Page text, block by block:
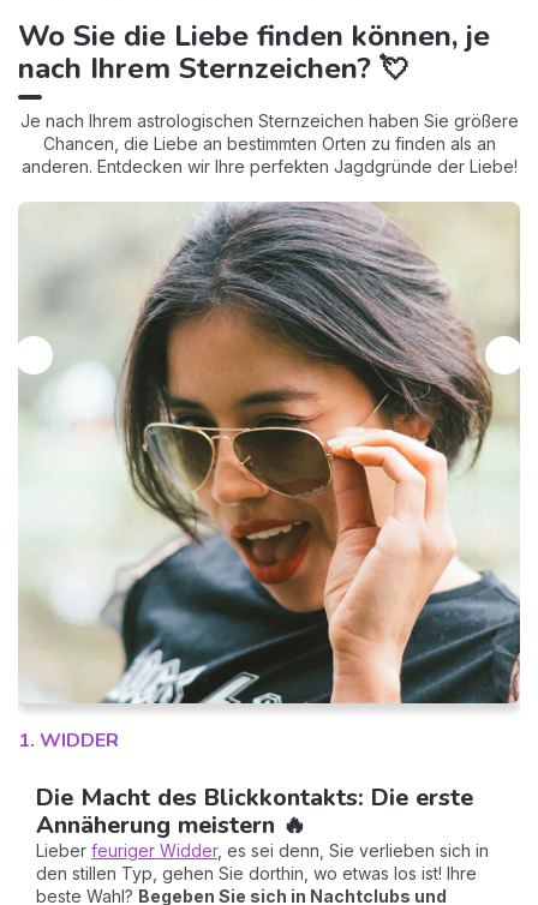
Wo Sie die Liebe finden können, je
nach Ihrem Sternzeichen? 💘
Je nach Ihrem astrologischen Sternzeichen haben Sie größere
Chancen, die Liebe an bestimmten Orten zu finden als an
anderen. Entdecken wir Ihre perfekten Jagdgründe der Liebe!
1. WIDDER
Die Macht des Blickkontakts: Die erste
Annäherung meistern 🔥
Lieber feuriger Widder, es sei denn, Sie verlieben sich in
den stillen Typ, gehen Sie dorthin, wo etwas los ist! Ihre
beste Wahl? Begeben Sie sich in Nachtclubs und